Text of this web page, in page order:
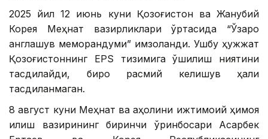
2025 йил 12 июнь куни Қозоғистон ва Жанубий
Корея Меҳнат вазирликлари ўртасида “Ўзаро
англашув меморандуми” имзоланди. Ушбу ҳужжат
Қозоғистоннинг EPS тизимига қўшилиш ниятини
тасдиқлайди, бироқ расмий келишув ҳали
тасдиқланмаган.
8 август куни Меҳнат ва аҳолини ижтимоий ҳимоя
қилиш вазирининг биринчи ўринбосари Асқарбек